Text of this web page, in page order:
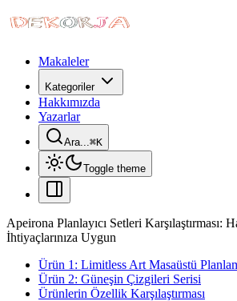
Makaleler
Kategoriler
Hakkımızda
Yazarlar
Ara...⌘K
Toggle theme
Apeirona Planlayıcı Setleri Karşılaştırması:
İhtiyaçlarınıza Uygun
Ürün 1: Limitless Art Masaüstü
Ürün 2: Güneşin Çizgileri Serisi
Ürünlerin Özellik Karşılaştırması